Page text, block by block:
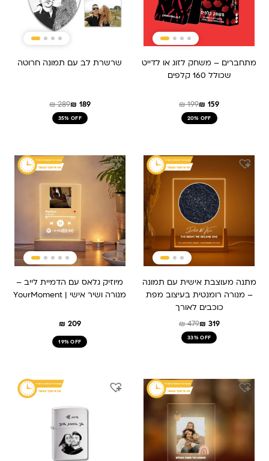
מתחברים – משחק לזוג או לדייט
שכולל 160 קלפים
₪199₪ 159
20% OFF
שרשרת לב עם תמונה חרוטה
₪289₪ 189
35% OFF
מתנה מעוצבת אישית עם תמונה
– מנורה רומנטית בעיצוב מפת
כוכבים לאורך
₪479
המחיר
היה:
₪ 319
המחיר
הוא:
33% OFF
מיוזיק גלאס עם הדמיית לייב –
מנורה ושיר אישי | YourMoment
₪ 209
19% OFF
המחיר
המחיר
₪ 179.